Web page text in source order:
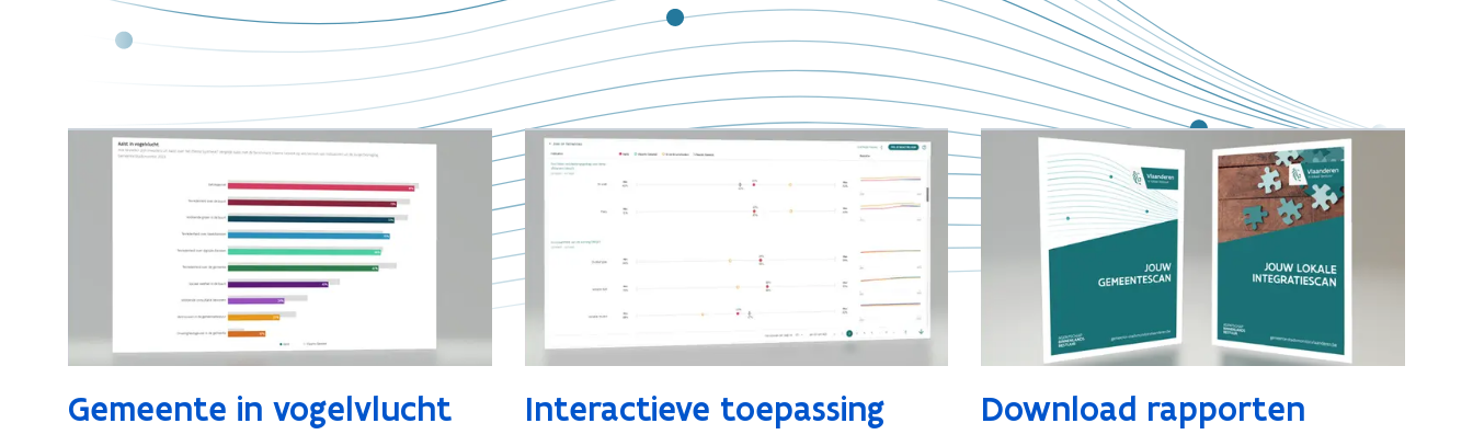
Gemeente in vogelvlucht Interactieve toepassing Download rapporten